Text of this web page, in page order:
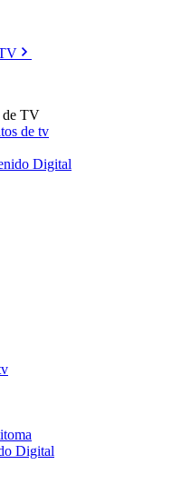
de TV
de tv
Digital
Digital